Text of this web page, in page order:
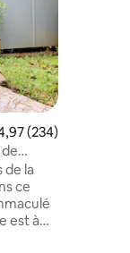
: 4,94 sur 5
moyenne
(234)
de la
ce
est à